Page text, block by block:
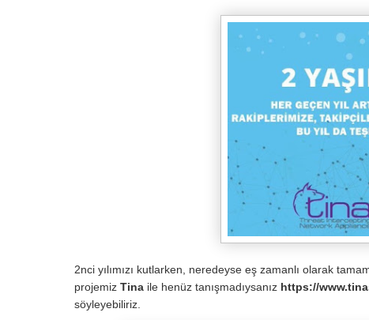
2nci yılımızı kutlarken, neredeyse eş zamanlı olarak
projemiz Tina ile henüz tanışmadıysanız https://
söyleyebiliriz.